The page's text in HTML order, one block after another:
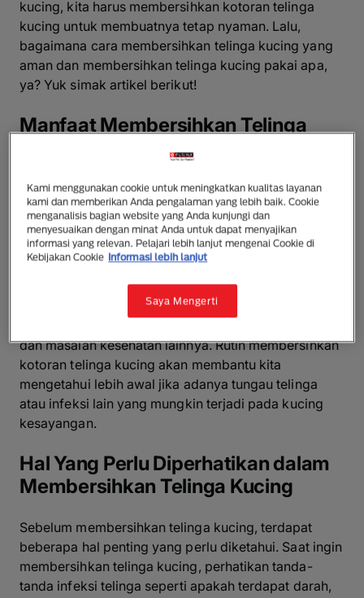
kucing, kita harus membersihkan kotoran telinga
kucing untuk membuatnya tetap nyaman. Lalu,
bagaimana cara membersihkan telinga kucing yang
aman dan membersihkan telinga kucing pakai apa,
ya? Yuk simak artikel berikut!
Manfaat Membersihkan Telinga
Sebelum kita membahas tentang cara membersihkan
telinga kucing, ada baiknya kita mengetahui terlebih
dahulu manfaat membersihkan telinga kucing.
Rutin membersihkan telinga kucing tentunya dapat
membuat kucing bersih dan terjaga kesehatannya.
Tidak hanya itu, membersihkan kotoran telinga
dan masalah kesehatan lainnya. Rutin membersihkan
kotoran telinga kucing akan membantu kita
mengetahui lebih awal jika adanya tungau telinga
atau infeksi lain yang mungkin terjadi pada kucing
kesayangan.
Hal Yang Perlu Diperhatikan dalam
Membersihkan Telinga Kucing
Sebelum membersihkan telinga kucing, terdapat
beberapa hal penting yang perlu diketahui. Saat ingin
membersihkan telinga kucing, perhatikan tanda-
tanda infeksi telinga seperti apakah terdapat darah,
Kami menggunakan cookie untuk meningkatkan kualitas layanan
kami dan memberikan Anda pengalaman yang lebih baik. Cookie
menganalisis bagian website yang Anda kunjungi dan
menyesuaikan dengan minat Anda untuk dapat menyajikan
informasi yang relevan. Pelajari lebih lanjut mengenai Cookie di
Kebijakan Cookie Informasi lebih lanjut
Saya Mengerti